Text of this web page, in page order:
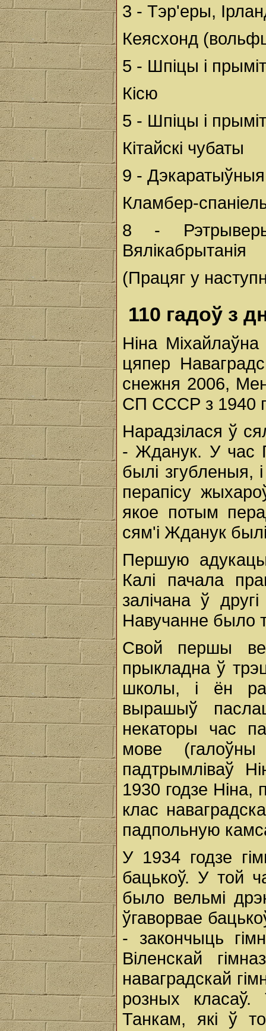
3 - Тэр'еры,
Кеясхонд
5 - Шпіцы і
Кісю
5 - Шпіцы і
Кітайскі чубаты
9 - Дэкаратыўныя
Кламбер-
8 -
Вялікабрытанія
(Працяг у
110 гадоў з
Ніна
цяпер
снежня 2006,
СП СССР з 1940
Нарадзілася ў
- Жданук. У час
былі згубленыя,
перапісу
якое потым
сям'і Жданук
Першую
Калі пачала
залічана ў
Навучанне было
Свой першы
прыкладна ў
школы, і ён
вырашыў
некаторы час
мове
падтрымліваў
1930 годзе Ніна,
клас
падпольную
У 1934 годзе
бацькоў. У той
было вельмі
ўгаворвае
- закончыць
Віленскай
наваградскай
розных
Танкам, які ў